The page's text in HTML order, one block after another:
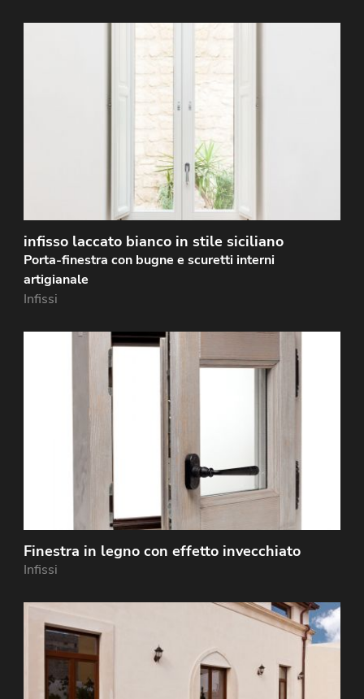
infisso laccato bianco in stile siciliano
Porta-finestra con bugne e scuretti interni
artigianale
Infissi
Infisso realizzato in legno lamellare di okoumé, con
finitura laccata bianca opaca. Lo stile dell'apertura è
classico siciliano, con le bugne e i tradizionali…
Finestra in legno con effetto invecchiato
Infissi
Produzione di infissi tradizionali in legno, ideali per
ristrutturazioni di edifici in centro storico, porte
vetrate e finestre realizzati in stile siciliano.